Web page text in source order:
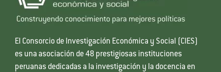
El Consorcio de Investigación Económica y Social (CIES)
es una asociación de 48 prestigiosas instituciones
peruanas dedicadas a la investigación y la docencia en